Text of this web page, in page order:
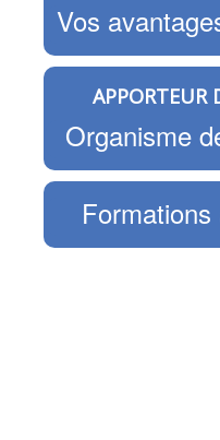
Vos
APPORTEUR
Organisme